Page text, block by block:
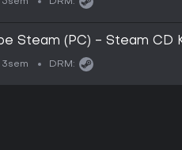
Steam (PC) - Steam CD
DRM: